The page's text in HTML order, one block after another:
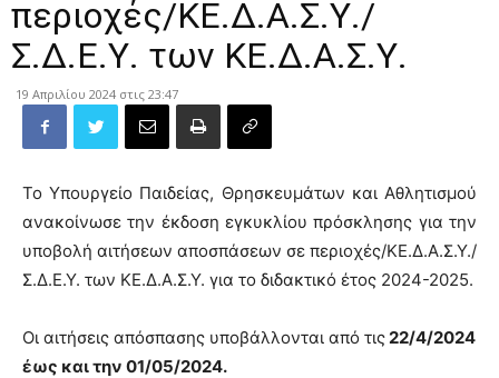
περιοχές/ΚΕ.Δ.Α.Σ.Υ./
Σ.Δ.Ε.Υ. των ΚΕ.Δ.Α.Σ.Υ.
19 Απριλίου 2024 στις 23:47
Το Υπουργείο Παιδείας, Θρησκευμάτων και Αθλητισμού
ανακοίνωσε την έκδοση εγκυκλίου πρόσκλησης για την
υποβολή αιτήσεων αποσπάσεων σε περιοχές/ΚΕ.Δ.Α.Σ.Υ./
Σ.Δ.Ε.Υ. των ΚΕ.Δ.Α.Σ.Υ. για το διδακτικό έτος 2024-2025.
Οι αιτήσεις απόσπασης υποβάλλονται από τις22/4/2024
έως και την 01/05/2024.